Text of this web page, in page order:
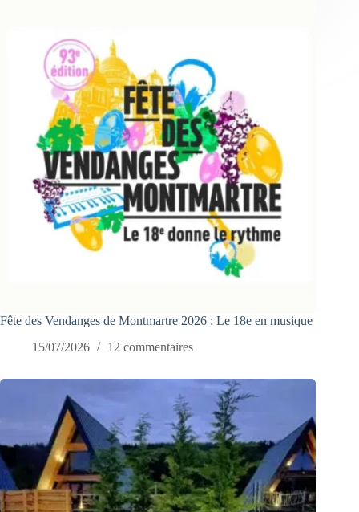
Fête des Vendanges de Montmartre 2026 : Le 18e en musique
15/07/2026
12 commentaires